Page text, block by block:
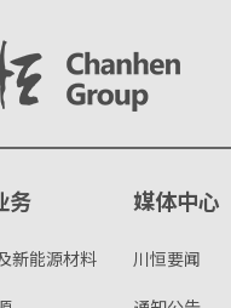
务
新能源材料
媒体中心
川恒要闻